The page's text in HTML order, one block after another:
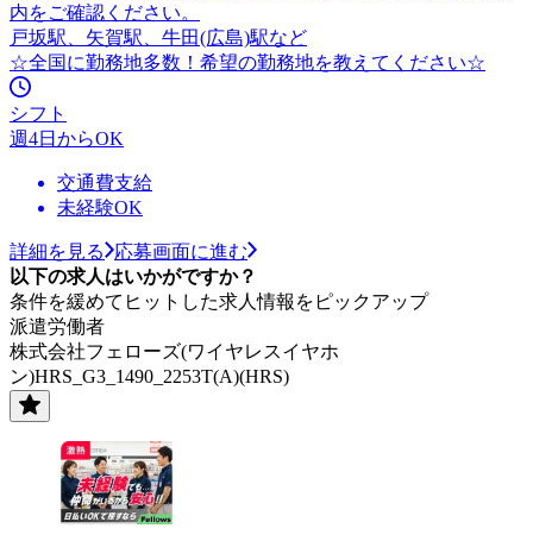
内をご確認ください。
戸坂駅、矢賀駅、牛田(広島)駅など
☆全国に勤務地多数！希望の勤務地を教えてください☆
シフト
週4日からOK
交通費支給
未経験OK
詳細を見る
応募画面に進む
以下の求人はいかがですか？
条件を緩めてヒットした求人情報をピックアップ
派遣労働者
株式会社フェローズ(ワイヤレスイヤホ
ン)HRS_G3_1490_2253T(A)(HRS)